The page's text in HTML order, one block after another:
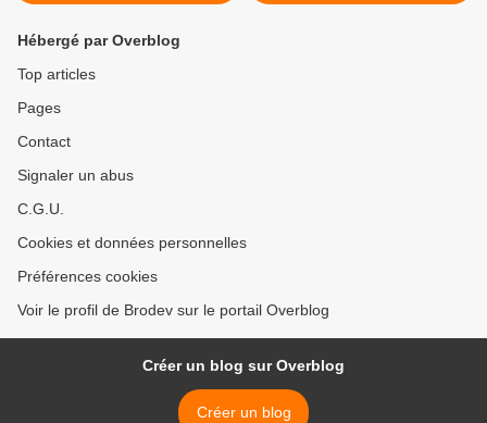
Hébergé par Overblog
Top articles
Pages
Contact
Signaler un abus
C.G.U.
Cookies et données personnelles
Préférences cookies
Voir le profil de Brodev sur le portail Overblog
Créer un blog sur Overblog
Créer un blog